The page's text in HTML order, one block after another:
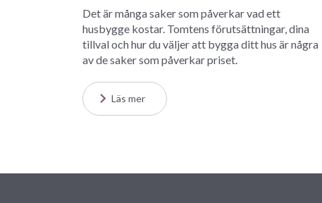
Det är många saker som påverkar vad ett
husbygge kostar. Tomtens förutsättningar, dina
tillval och hur du väljer att bygga ditt hus är några
av de saker som påverkar priset.
Läs mer